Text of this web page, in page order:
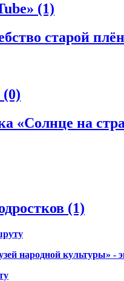
(1)
старой
(0)
«Солнце на
(1)
народной культуры» -